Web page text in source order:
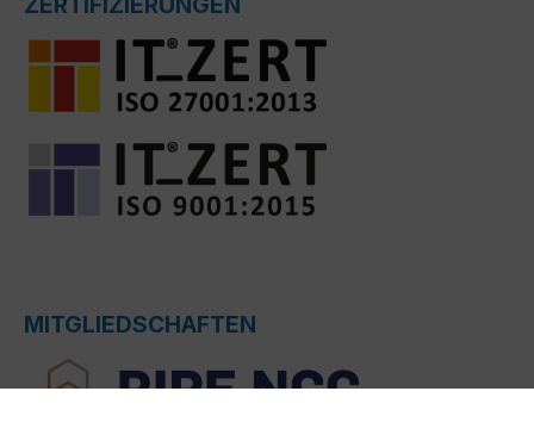
MITGLIEDSCHAFTEN